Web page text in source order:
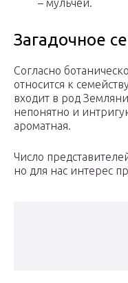
– мульчей.
Загадочное
Согласно
относится к
входит в род
непонятно и
ароматная.
Число
но для нас интерес